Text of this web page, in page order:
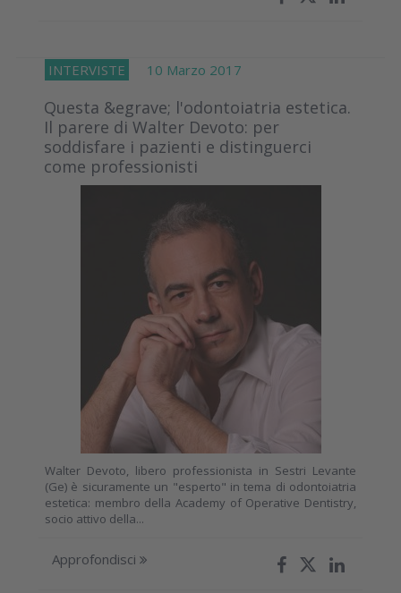
INTERVISTE 10 Marzo 2017
Questa &egrave; l'odontoiatria estetica.
Il parere di Walter Devoto: per
soddisfare i pazienti e distinguerci
come professionisti
Walter Devoto, libero professionista in Sestri Levante
(Ge) è sicuramente un "esperto" in tema di odontoiatria
estetica: membro della Academy of Operative Dentistry,
socio attivo della...
Approfondisci